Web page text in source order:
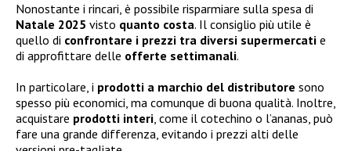
Nonostante i rincari, è possibile risparmiare sulla spesa di
Natale 2025 visto quanto costa. Il consiglio più utile è
quello di confrontare i prezzi tra diversi supermercati e
di approfittare delle offerte settimanali.
In particolare, i prodotti a marchio del distributore sono
spesso più economici, ma comunque di buona qualità. Inoltre,
acquistare prodotti interi, come il cotechino o l’ananas, può
fare una grande differenza, evitando i prezzi alti delle